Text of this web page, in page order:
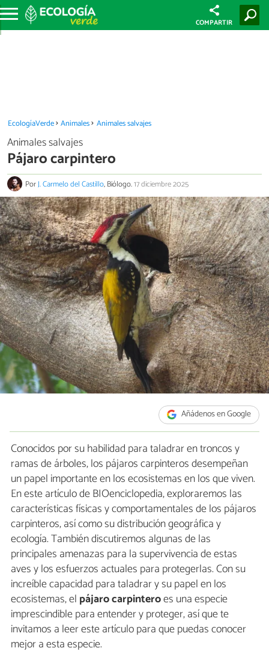
COMPARTIR
EcologíaVerde Animales Animales salvajes
Animales salvajes
Pájaro carpintero
PorJ. Carmelo del Castillo, Biólogo.17 diciembre 2025
Añádenos en Google
Conocidos por su habilidad para taladrar en troncos y
ramas de árboles, los pájaros carpinteros desempeñan
un papel importante en los ecosistemas en los que viven.
En este artículo de BIOenciclopedia, exploraremos las
características físicas y comportamentales de los pájaros
carpinteros, así como su distribución geográfica y
ecología. También discutiremos algunas de las
principales amenazas para la supervivencia de estas
aves y los esfuerzos actuales para protegerlas. Con su
increíble capacidad para taladrar y su papel en los
ecosistemas, el pájaro carpinteroes una especie
imprescindible para entender y proteger, así que te
invitamos a leer este artículo para que puedas conocer
mejor a esta especie.